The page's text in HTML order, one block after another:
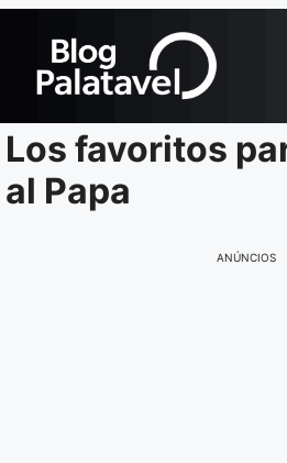
Los favoritos
al Papa
ANÚNCIOS